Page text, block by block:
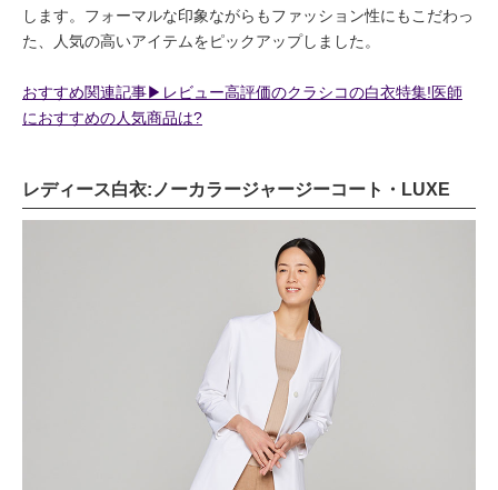
します。フォーマルな印象ながらもファッション性にもこだわっ
た、人気の高いアイテムをピックアップしました。
おすすめ関連記事▶︎レビュー高評価のクラシコの白衣特集!医師
におすすめの人気商品は?
レディース白衣:ノーカラージャージーコート・LUXE